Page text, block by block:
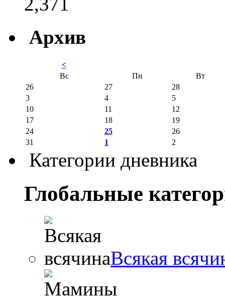
Архив
<
Вс
Пн
Вт
26
27
28
3
4
5
10
11
12
17
18
19
24
25
26
31
1 2
Категории дневника
Глобальные
Всякая